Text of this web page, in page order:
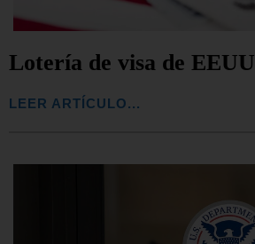
Lotería de visa de EEUU
LEER ARTÍCULO...